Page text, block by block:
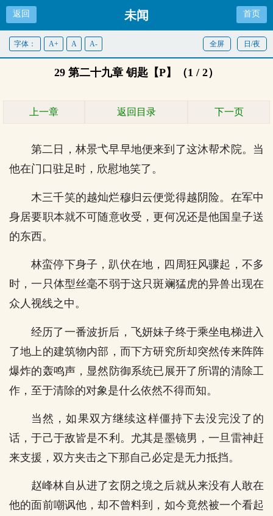
返回 未闻 首页
日/夜
全屏
字体： A+ A A-
29 第二十九章 钥匙【P】（1 / 2）
上一章 返回目录 下一页
第二日，林景弋早早地便来到了这沐帮术院。当
他在门口驻足时，欣慰地笑了。
木三千笑的越灿烂穆归云便觉得越阴险。在军中
身居要职本就不可随意收受，更何况还是他国皇子送
的东西。
林蛮停下身子，趴伏在地，四周狂风骤起，不多
时，一只体型丝毫不弱于这只斑斓猛虎的异兽出现在
众人视线之中。
经历了一番波折后，飞妍妹子终于乘坐电梯进入
了地上的建筑物内部，而下方研究所却突然传来阵阵
爆炸的轰鸣声，显然防御系统已展开了所谓的清除工
作，至于清除的对象是什么依然不得而知。
当然，如果双方继续这样僵持下去没完没了的
话，于己于敌皆是不利。尤其是墨镜男，一旦雷神赶
来支援，双方夹击之下那自己必定是无力抵挡。
赵峰林自从进了玄阴之境之后就从来没有人敢在
他的面前嘲讽他，却不曾料到，如今竟然被一个看起